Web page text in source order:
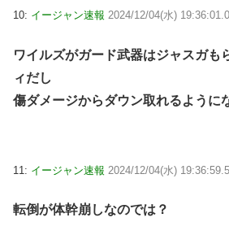
10: イージャン速報 2024/12/04(水)
ワイルズがガード武器はジャスガも
ィだし
傷ダメージからダウン取れるように
11: イージャン速報 2024/12/04(水)
転倒が体幹崩しなのでは？